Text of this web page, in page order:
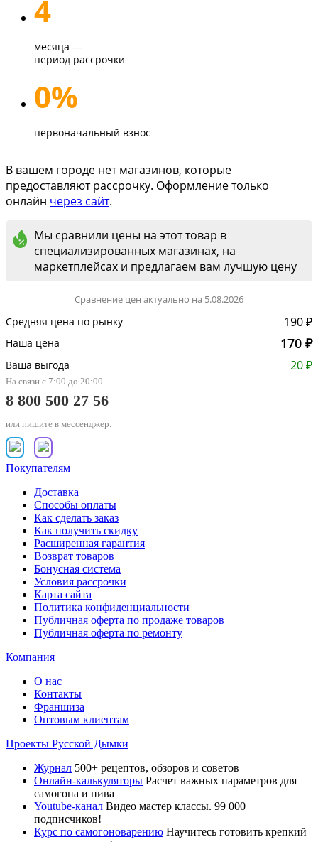
4
месяца —
период рассрочки
0%
первоначальный взнос
В вашем городе нет магазинов, которые
предоставляют рассрочку. Оформление только
онлайн через сайт.
Мы сравнили цены на этот товар в
специализированных магазинах, на
маркетплейсах и предлагаем вам лучшую цену
Сравнение цен актуально на 5.08.2026
Средняя цена по рынку 190 ₽
Наша цена 170 ₽
Ваша выгода 20 ₽
На связи с 7:00 до 20:00
8 800 500 27 56
или пишите в мессенджер:
Покупателям
Доставка
Способы оплаты
Как сделать заказ
Как получить скидку
Расширенная гарантия
Возврат товаров
Бонусная система
Условия рассрочки
Карта сайта
Политика конфиденциальности
Публичная оферта по продаже товаров
Публичная оферта по ремонту
Компания
О нас
Контакты
Франшиза
Оптовым клиентам
Проекты Русской Дымки
Журнал 500+ рецептов, обзоров и советов
Онлайн-калькуляторы Расчет важных параметров для
самогона и пива
Youtube-канал Видео мастер классы. 99 000
подписчиков!
Курс по самогоноварению Научитесь готовить крепкий